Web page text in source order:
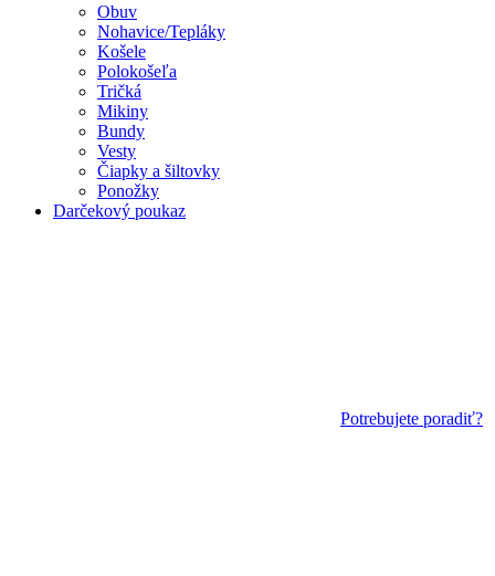
Obuv
Nohavice/Tepláky
Košele
Polokošeľa
Tričká
Mikiny
Bundy
Vesty
Čiapky a šiltovky
Ponožky
Darčekový poukaz
Potrebujete poradiť?